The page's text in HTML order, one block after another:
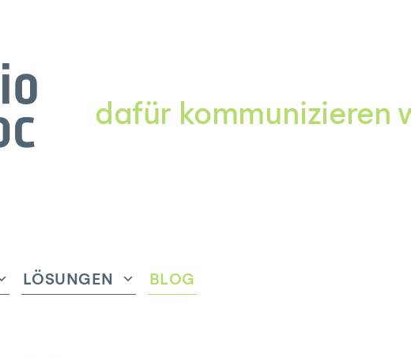
dafür kommunizieren
Untermenü
LÖSUNGEN
Untermenü
BLOG